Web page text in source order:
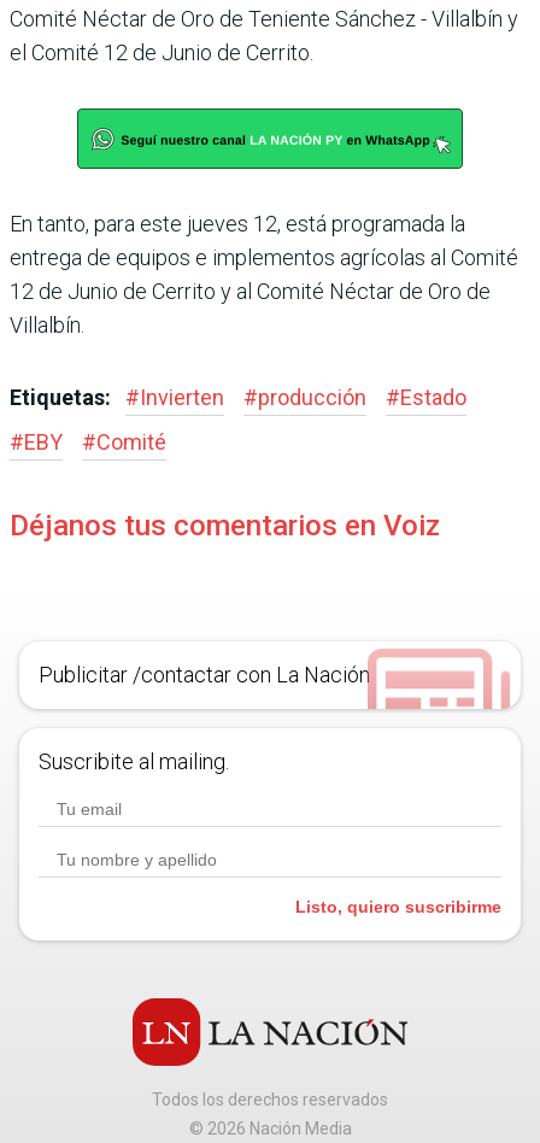
Comité Néctar de Oro de Teniente Sánchez - Villalbín y
el Comité 12 de Junio de Cerrito.
En tanto, para este jueves 12, está programada la
entrega de equipos e implementos agrícolas al Comité
12 de Junio de Cerrito y al Comité Néctar de Oro de
Villalbín.
Etiquetas: #Invierten #producción #Estado
#EBY #Comité
Déjanos tus comentarios en Voiz
Publicitar /contactar con La Nación
Suscribite al mailing.
Listo, quiero suscribirme
Todos los derechos reservados
© 2026 Nación Media